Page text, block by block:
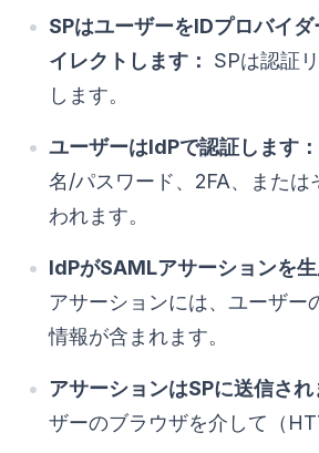
SPはユーザーをIDプロバイ
イレクトします：
SPは認証
します。
ユーザーはIdPで認証します：
名/パスワード、2FA、または
われます。
IdPがSAMLアサーションを生
アサーションには、ユーザー
情報が含まれます。
アサーションはSPに送信され
ザーのブラウザを介して（